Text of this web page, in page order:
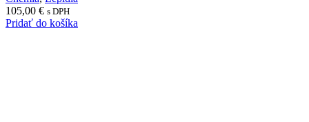
105,00 € s DPH
Pridať do košíka